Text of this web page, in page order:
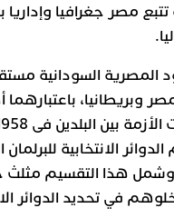
مصر جغرافيا وإداريا
المصرية السودانية
مصر وبريطانيا،
الانتخابية
27 فبراير 1958، وشمل هذا
في تحديد الدوائر